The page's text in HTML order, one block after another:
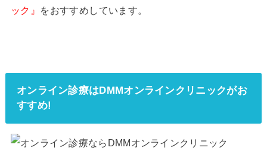
ック』
をおすすめしています。
オンライン診療はDMMオンラインクリニックがお
すすめ!